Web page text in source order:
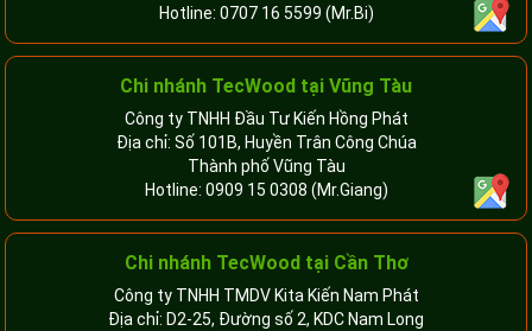
Hotline: 0707 16 5599 (Mr.Bi)
Chi nhánh TecWood tại Vũng Tàu
Công ty TNHH Đầu Tư Kiến Hồng Phát
Địa chỉ: Số 101B, Huyền Trân Công Chúa
Thành phố Vũng Tàu
Hotline: 0909 15 0308 (Mr.Giang)
Chi nhánh TecWood tại Cần Thơ
Công ty TNHH TMDV Kita Kiến Nam Phát
Địa chỉ: D2-25, Đường số 2, KDC Nam Long